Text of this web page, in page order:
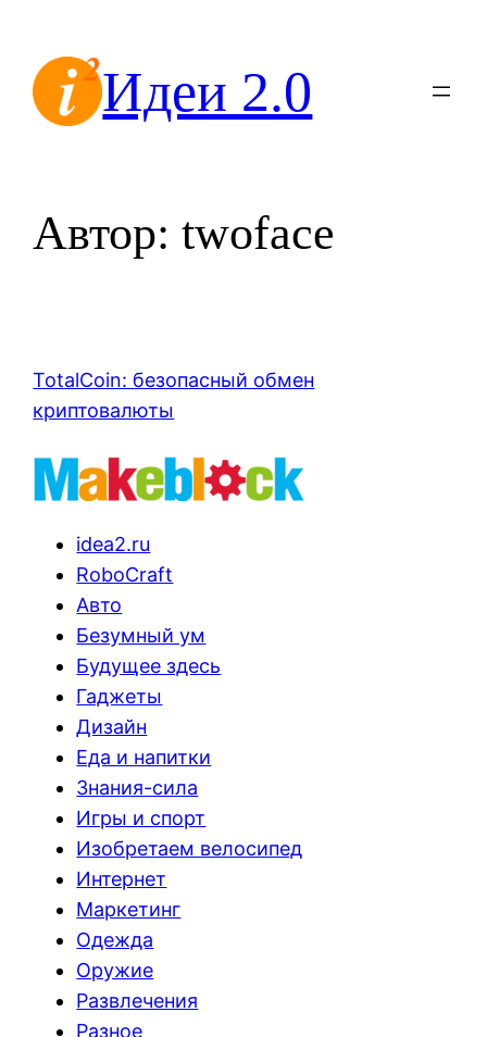
содержимомуИдеи 2.0
Автор:twoface
TotalCoin: безопасный обмен
криптовалюты
idea2.ru
RoboCraft
Авто
Безумный ум
Будущее здесь
Гаджеты
Дизайн
Еда и напитки
Знания-сила
Игры и спорт
Изобретаем велосипед
Интернет
Маркетинг
Одежда
Оружие
Развлечения
Разное